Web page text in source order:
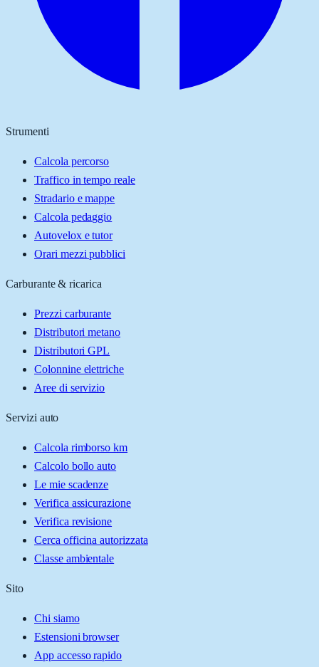
Strumenti
Calcola percorso
Traffico in tempo reale
Stradario e mappe
Calcola pedaggio
Autovelox e tutor
Orari mezzi pubblici
Carburante & ricarica
Prezzi carburante
Distributori metano
Distributori GPL
Colonnine elettriche
Aree di servizio
Servizi auto
Calcola rimborso km
Calcolo bollo auto
Le mie scadenze
Verifica assicurazione
Verifica revisione
Cerca officina autorizzata
Classe ambientale
Sito
Chi siamo
Estensioni browser
App accesso rapido